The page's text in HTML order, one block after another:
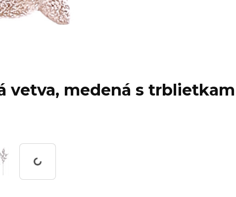
vetva, medená s
Working...